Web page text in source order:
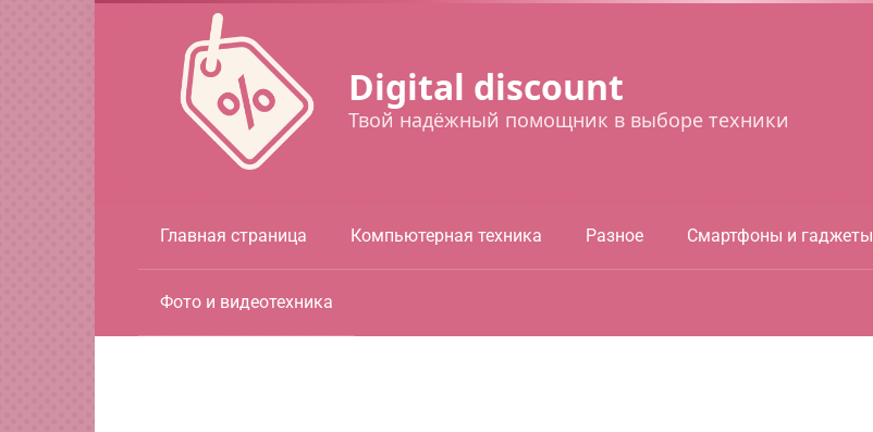
Digital discount
Твой надёжный помощник в выборе техники
Главная страница Компьютерная техника Разное Смартфоны и гаджеты
Фото и видеотехника